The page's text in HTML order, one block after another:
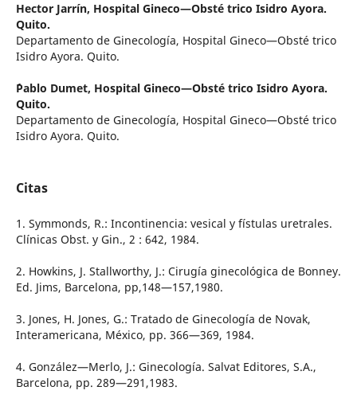
Hector Jarrín, Hospital Gineco—Obsté trico Isidro Ayora.
Quito.
Departamento de Ginecología, Hospital Gineco—Obsté trico
Isidro Ayora. Quito.
´Pablo Dumet, Hospital Gineco—Obsté trico Isidro Ayora.
Quito.
Departamento de Ginecología, Hospital Gineco—Obsté trico
Isidro Ayora. Quito.
Citas
1. Symmonds, R.: Incontinencia: vesical y fístulas uretrales.
Clínicas Obst. y Gin., 2 : 642, 1984.
2. Howkins, J. Stallworthy, J.: Cirugía ginecológica de Bonney.
Ed. Jims, Barcelona, pp,148—157,1980.
3. Jones, H. Jones, G.: Tratado de Ginecología de Novak,
Interamericana, México, pp. 366—369, 1984.
4. González—Merlo, J.: Ginecología. Salvat Editores, S.A.,
Barcelona, pp. 289—291,1983.